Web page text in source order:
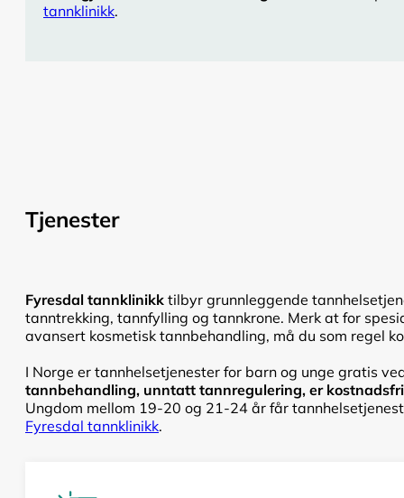
tannklinikk.
Tjenester
Fyresdal tannklinikk tilbyr grunnleggende
tanntrekking, tannfylling og tannkrone. Merk at for
avansert kosmetisk tannbehandling, må du som regel
I Norge er tannhelsetjenester for barn og unge gratis
tannbehandling, unntatt tannregulering, er
Ungdom mellom 19-20 og 21-24 år får
Fyresdal tannklinikk.